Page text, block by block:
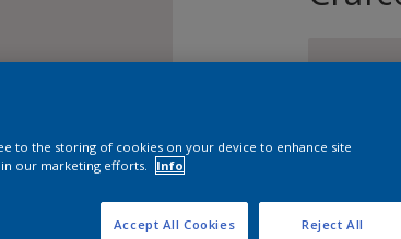
ZN.01.86
Grootte
to the storing of cookies on your device to enhance site
in our marketing efforts.
Info
Reject All
Accept All Cookies